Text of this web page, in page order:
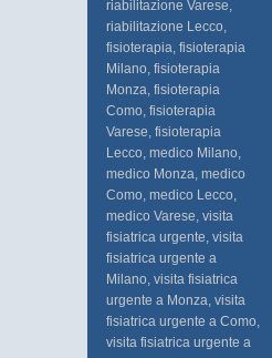
riabilitazione Varese,
riabilitazione Lecco,
fisioterapia, fisioterapia
Milano, fisioterapia
Monza, fisioterapia
Como, fisioterapia
Varese, fisioterapia
Lecco, medico Milano,
medico Monza, medico
Como, medico Lecco,
medico Varese, visita
fisiatrica urgente, visita
fisiatrica urgente a
Milano, visita fisiatrica
urgente a Monza, visita
fisiatrica urgente a Como,
visita fisiatrica urgente a